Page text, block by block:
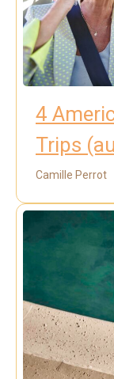
4
Trips
Camille Perrot